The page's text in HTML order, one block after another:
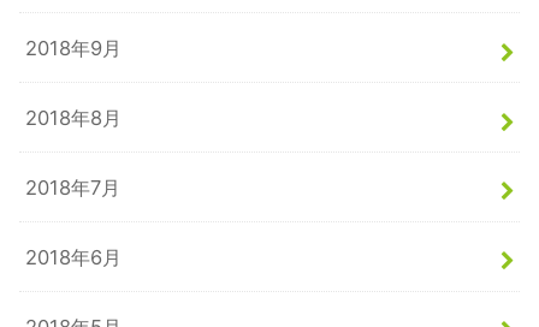
2018年9月
2018年8月
2018年7月
2018年6月